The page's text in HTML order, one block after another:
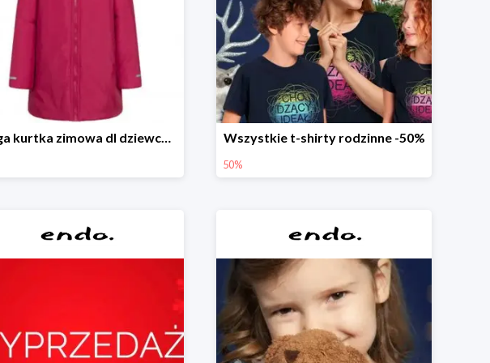
Długa kurtka zimowa dl dziewczynki Wszystkie t-shirty rodzinne -50%
50%